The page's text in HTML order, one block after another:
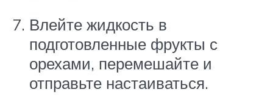
Влейте жидкость в
подготовленные фрукты с
орехами, перемешайте и
отправьте настаиваться.